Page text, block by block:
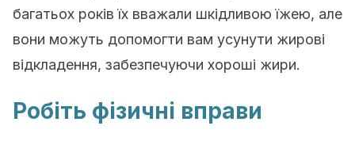
багатьох років їх вважали шкідливою їжею, але
вони можуть допомогти вам усунути жирові
відкладення, забезпечуючи хороші жири.
Робіть фізичні вправи